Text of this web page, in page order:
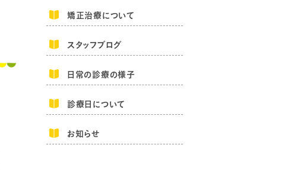
矯正治療について
スタッフブログ
日常の診療の様子
診療日について
お知らせ